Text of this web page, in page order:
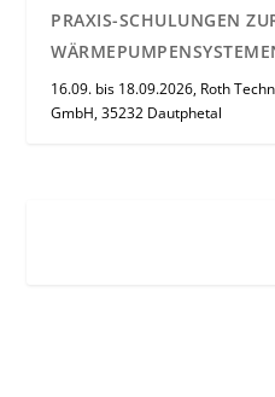
PRAXIS-SCHULUNGEN
16.09. bis 18.09.2026, Roth
GmbH, 35232 Dautphetal